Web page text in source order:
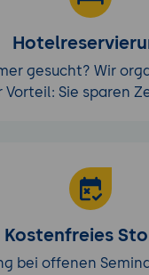
gesucht? Wir
Vorteil: Sie sparen
Kostenfreies
bei offenen